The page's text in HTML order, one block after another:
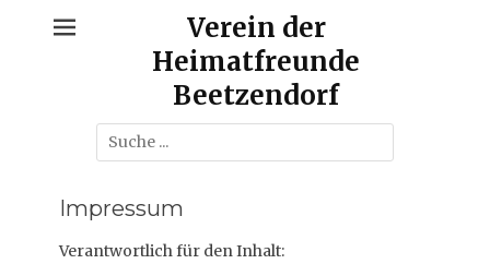
Verein der
Heimatfreunde
Beetzendorf
Suche
nach:
Impressum
Verantwortlich für den Inhalt: